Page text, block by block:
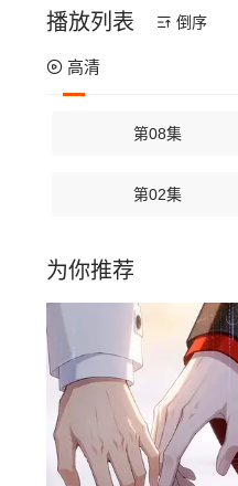
播放列表 倒序
高清
第08集
第02集
为你推荐